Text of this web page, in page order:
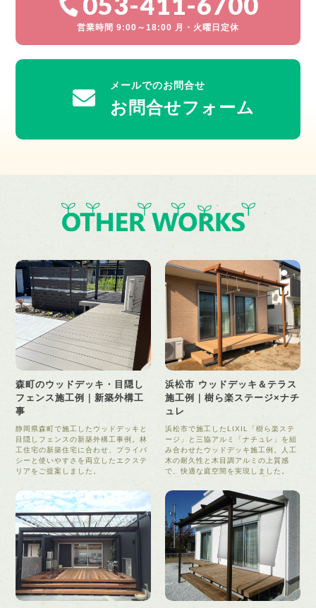
営業時間 9:00～18:00 月・火曜日定休
メールでのお問合せ
お問合せフォーム
森町のウッドデッキ・目隠し
フェンス施工例｜新築外構工
事
静岡県森町で施工したウッドデッキと
目隠しフェンスの新築外構工事例。林
工住宅の新築住宅に合わせ、プライバ
シーと使いやすさを両立したエクステ
リアをご提案しました。
浜松市 ウッドデッキ＆テラス
施工例｜樹ら楽ステージ×ナチ
ュレ
浜松市で施工したLIXIL「樹ら楽ステ
ージ」と三協アルミ「ナチュレ」を組
み合わせたウッドデッキ施工例。人工
木の耐久性と木目調アルミの上質感
で、快適な庭空間を実現しました。